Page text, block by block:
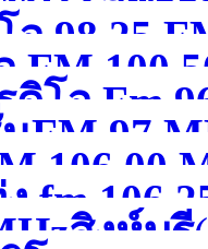
อ 98.25
FM
ดิโอ Fm
นFM 97
106.00
fm
สิงห์บุรี